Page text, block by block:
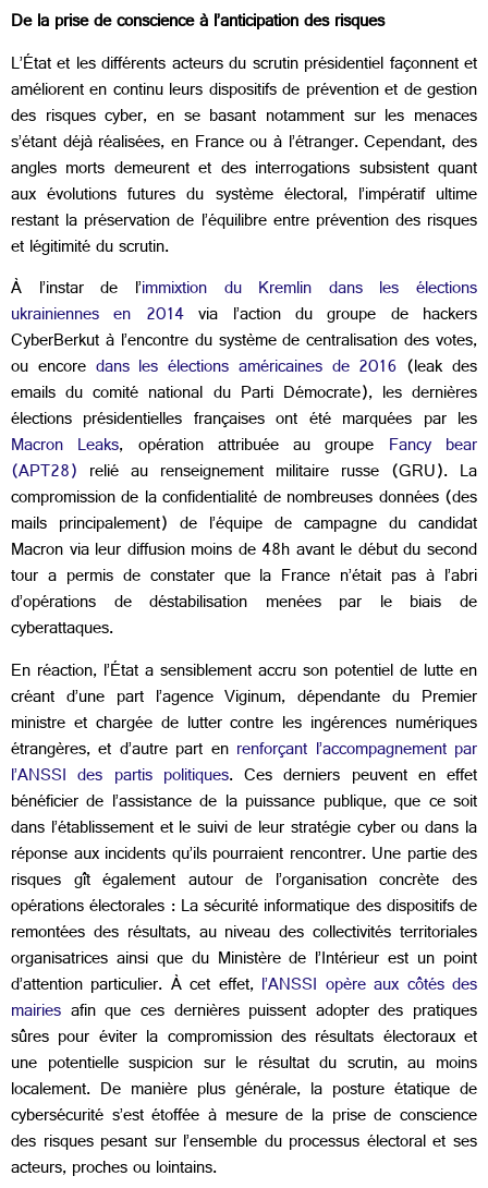
De la prise de conscience à l’anticipation des risques
L’État et les différents acteurs du scrutin présidentiel façonnent et
améliorent en continu leurs dispositifs de prévention et de gestion
des risques cyber, en se basant notamment sur les menaces
s’étant déjà réalisées, en France ou à l’étranger. Cependant, des
angles morts demeurent et des interrogations subsistent quant
aux évolutions futures du système électoral, l’impératif ultime
restant la préservation de l’équilibre entre prévention des risques
et légitimité du scrutin.
À l’instar de l’immixtion du Kremlin dans les élections
ukrainiennes en 2014via l’action du groupe de hackers
CyberBerkut à l’encontre du système de centralisation des votes,
ou encore dans les élections américaines de 2016 (leak des
emails du comité national du Parti Démocrate), les dernières
élections présidentielles françaises ont été marquées par les
Macron Leaks, opération attribuée au groupe Fancy bear
(APT28) relié au renseignement militaire russe (GRU). La
compromission de la confidentialité de nombreuses données (des
mails principalement) de l’équipe de campagne du candidat
Macron via leur diffusion moins de 48h avant le début du second
tour a permis de constater que la France n’était pas à l’abri
d’opérations de déstabilisation menées par le biais de
cyberattaques.
En réaction, l’État a sensiblement accru son potentiel de lutte en
créant d’une part l’agence Viginum, dépendante du Premier
ministre et chargée de lutter contre les ingérences numériques
étrangères, et d’autre part en renforçant l’accompagnement par
l’ANSSI des partis politiques. Ces derniers peuvent en effet
bénéficier de l’assistance de la puissance publique, que ce soit
dans l’établissement et le suivi de leur stratégie cyber ou dans la
réponse aux incidents qu’ils pourraient rencontrer. Une partie des
risques gît également autour de l’organisation concrète des
opérations électorales : La sécurité informatique des dispositifs de
remontées des résultats, au niveau des collectivités territoriales
organisatrices ainsi que du Ministère de l’Intérieur est un point
d’attention particulier. À cet effet, l’ANSSI opère aux côtés des
mairies afin que ces dernières puissent adopter des pratiques
sûres pour éviter la compromission des résultats électoraux et
une potentielle suspicion sur le résultat du scrutin, au moins
localement. De manière plus générale, la posture étatique de
cybersécurité s’est étoffée à mesure de la prise de conscience
des risques pesant sur l’ensemble du processus électoral et ses
acteurs, proches ou lointains.